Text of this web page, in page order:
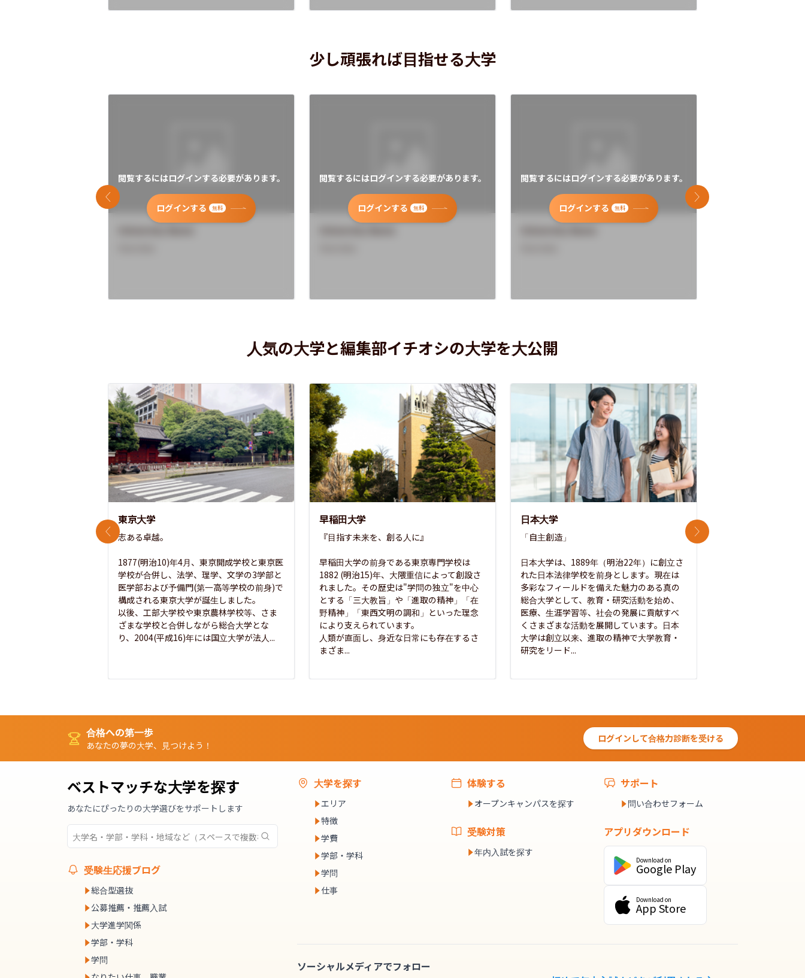
少し頑張れば目指せる大学
閲覧するにはログインする必要があります。
ログインする 無料
閲覧するにはログインする必要があります。
ログインする 無料
閲覧するにはログインする必要があります。
ログインする 無料
前のスライド 次のスライド
人気の大学と編集部イチオシの大学を大公開
東京大学
志ある卓越。
1877(明治10)年4月、東京開成学校と東京医
学校が合併し、法学、理学、文学の3学部と
医学部および予備門(第一高等学校の前身)で
構成される東京大学が誕生しました。
以後、工部大学校や東京農林学校等、さま
ざまな学校と合併しながら総合大学とな
り、2004(平成16)年には国立大学が法人...
早稲田大学
『目指す未来を、創る人に』
早稲田大学の前身である東京専門学校は
1882 (明治15)年、大隈重信によって創設さ
れました。その歴史は"学問の独立"を中心
とする「三大教旨」や「進取の精神」「在
野精神」「東西文明の調和」といった理念
により支えられています。
人類が直面し、身近な日常にも存在するさ
まざま...
日本大学
「自主創造」
日本大学は、1889年（明治22年）に創立さ
れた日本法律学校を前身とします。現在は
多彩なフィールドを備えた魅力のある真の
総合大学として、教育・研究活動を始め、
医療、生涯学習等、社会の発展に貢献すべ
くさまざまな活動を展開しています。日本
大学は創立以来、進取の精神で大学教育・
研究をリード...
前のスライド 次のスライド
合格への第一歩
あなたの夢の大学、見つけよう！
ログインして合格力診断を受ける
ベストマッチな大学を探す
あなたにぴったりの大学選びをサポートします
受験生応援ブログ
総合型選抜
公募推薦・推薦入試
大学進学関係
学部・学科
学問
大学を探す
エリア
特徴
学費
学部・学科
学問
仕事
体験する
オープンキャンパスを探す
受験対策
年内入試を探す
サポート
問い合わせフォーム
アプリダウンロード
Download on
Google Play
Download on
App Store
ソーシャルメディアでフォロー